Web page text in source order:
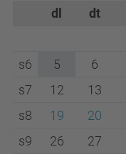
dl
dt
s6
5 6
s7
12 13
s8
19 20
s9
26 27